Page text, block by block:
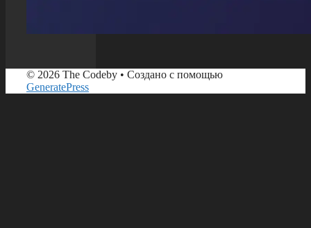
© 2026 The Codeby • Создано с помощью
GeneratePress